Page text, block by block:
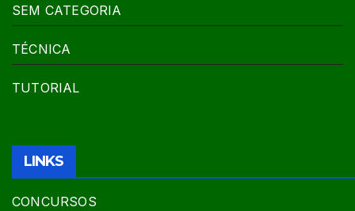
SEM CATEGORIA
TÉCNICA
TUTORIAL
LINKS
CONCURSOS